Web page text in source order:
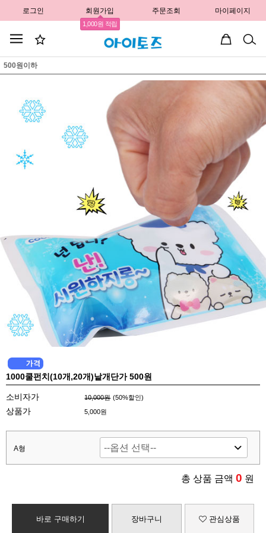
로그인 회원가입
1,000원 적립
주문조회 마이페이지
500원이하
1000쿨펀치(10개,20개)낱개단가 500원
소비자가 10,000원 (50%할인)
상품가 5,000원
A형
총 상품 금액 0 원
바로 구매하기 장바구니 관심상품